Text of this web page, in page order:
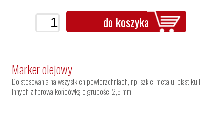
do koszyka
Marker olejowy
Do stosowania na wszystkich powierzchniach, np: szkle, metalu, plastiku i
innych z fibrowa końcówką o grubości 2,5 mm